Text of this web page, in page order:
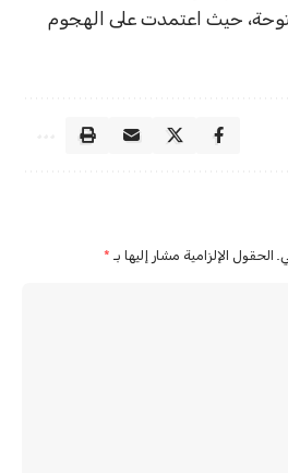
حيث اعتمدت على الهجوم
الحقول الإلزامية مشار إليها بـ *